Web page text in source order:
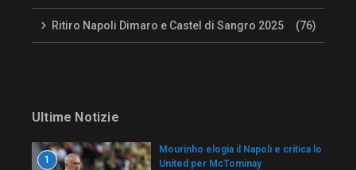
Ritiro Napoli Dimaro e Castel di Sangro 2025 (76)
Ultime Notizie
1
Mourinho elogia il Napoli e critica lo
United per McTominay